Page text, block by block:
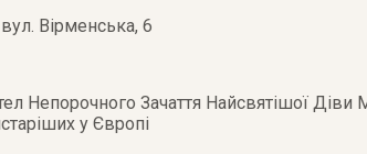
вул. Вірменська, 6
Непорочного Зачаття Найсвятішої Діви
у Європі